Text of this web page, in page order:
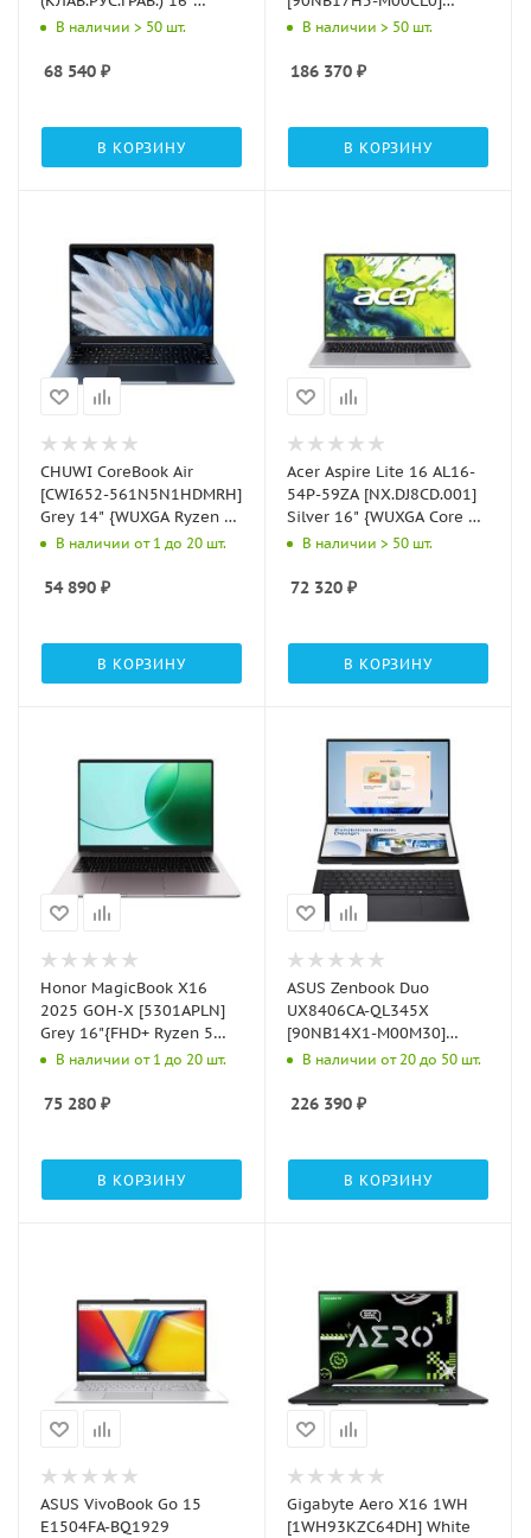
{WUXGA Core 5
SSD/DOS}
В наличии > 50 шт.
68 540 ₽
В КОРЗИНУ
Antrim Gray 16" {3K OLED
32GB/1TB SSD/AMD
В наличии > 50 шт.
186 370 ₽
В КОРЗИНУ
CHUWI CoreBook Air
[CWI652-561N5N1HDMRH]
Grey 14" {WUXGA Ryzen 5
6600H(3.3Ghz)/16Gb/512Gb
В наличии от 1 до 20 шт.
54 890 ₽
В КОРЗИНУ
Acer Aspire Lite 16 AL16-
54P-59ZA [NX.DJ8CD.001]
Silver 16" {WUXGA Core 5
120U/32Gb/SSD512Gb/NoOS}
В наличии > 50 шт.
72 320 ₽
В КОРЗИНУ
Honor MagicBook X16
2025 GOH-X [5301APLN]
Grey 16"{FHD+ Ryzen 5
6600H/16GB/1TB
В наличии от 1 до 20 шт.
75 280 ₽
В КОРЗИНУ
ASUS Zenbook Duo
UX8406CA-QL345X
[90NB14X1-M00M30]
Inkwell Gray 14" {FHD
1TB/Intel Arc
В наличии от 20 до 50 шт.
226 390 ₽
В КОРЗИНУ
ASUS VivoBook Go 15
E1504FA-BQ1929
Gigabyte Aero X16 1WH
[1WH93KZC64DH] White